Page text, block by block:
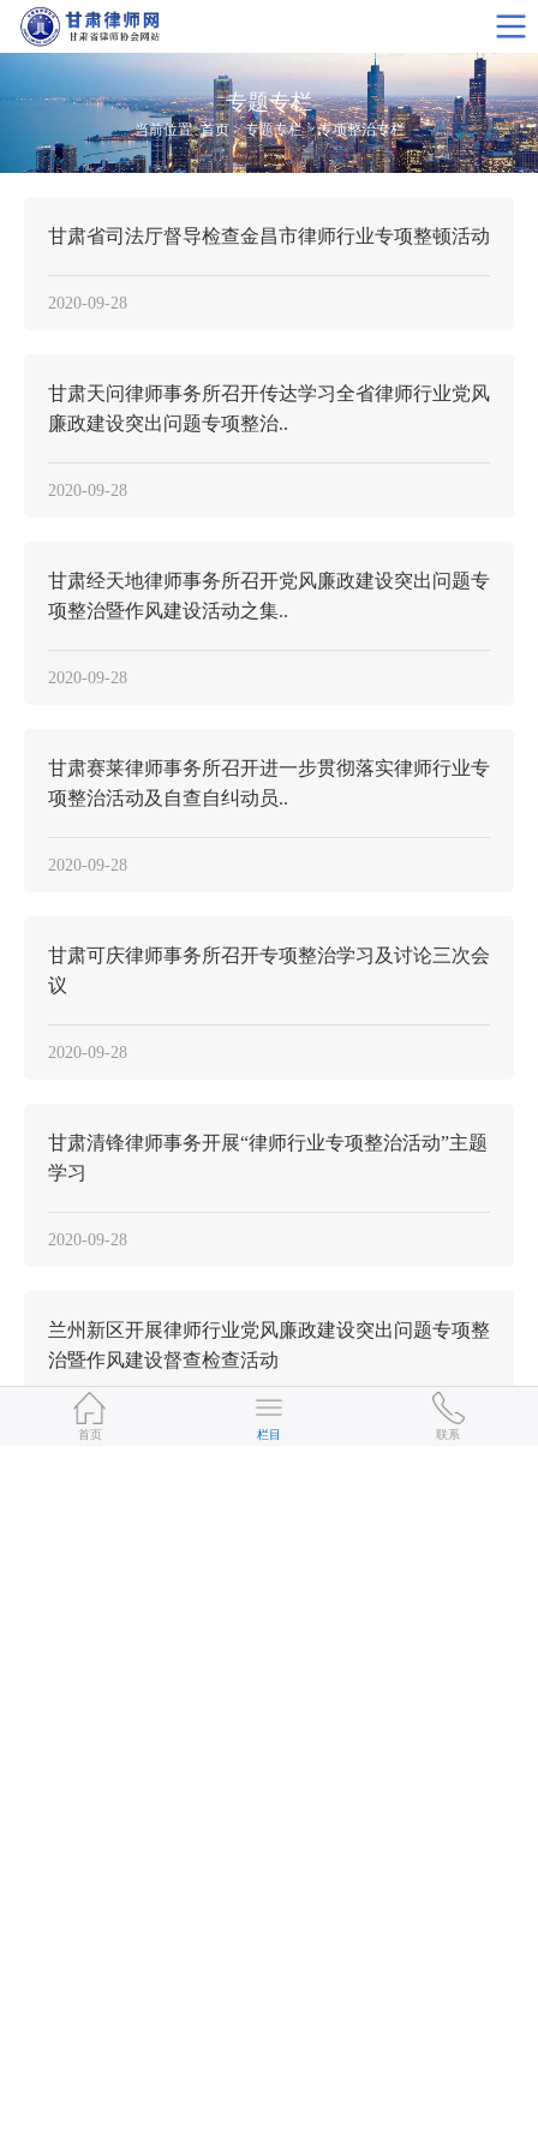
专题专栏
当前位置>首页>专题专栏>专项整治专栏
甘肃省司法厅督导检查金昌市律师行业专项整顿活动
2020-09-28
甘肃天问律师事务所召开传达学习全省律师行业党风
廉政建设突出问题专项整治..
2020-09-28
甘肃经天地律师事务所召开党风廉政建设突出问题专
项整治暨作风建设活动之集..
2020-09-28
甘肃赛莱律师事务所召开进一步贯彻落实律师行业专
项整治活动及自查自纠动员..
2020-09-28
甘肃可庆律师事务所召开专项整治学习及讨论三次会
议
2020-09-28
甘肃清锋律师事务开展“律师行业专项整治活动”主题
学习
2020-09-28
兰州新区开展律师行业党风廉政建设突出问题专项整
治暨作风建设督查检查活动
2020-09-17
首页 栏目 联系